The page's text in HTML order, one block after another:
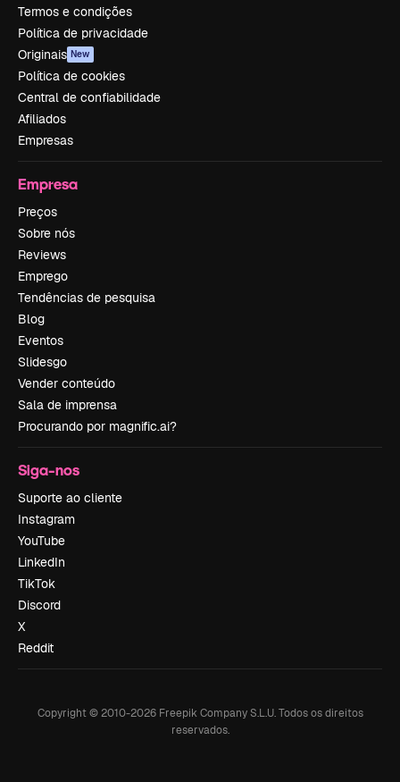
Termos e condições
Política de privacidade
Originais New
Política de cookies
Central de confiabilidade
Afiliados
Empresas
Empresa
Preços
Sobre nós
Reviews
Emprego
Tendências de pesquisa
Blog
Eventos
Slidesgo
Vender conteúdo
Sala de imprensa
Procurando por magnific.ai?
Siga-nos
Suporte ao cliente
Instagram
YouTube
LinkedIn
TikTok
Discord
X
Reddit
Copyright © 2010-2026Freepik Company S.L.U. Todos os direitos
reservados.